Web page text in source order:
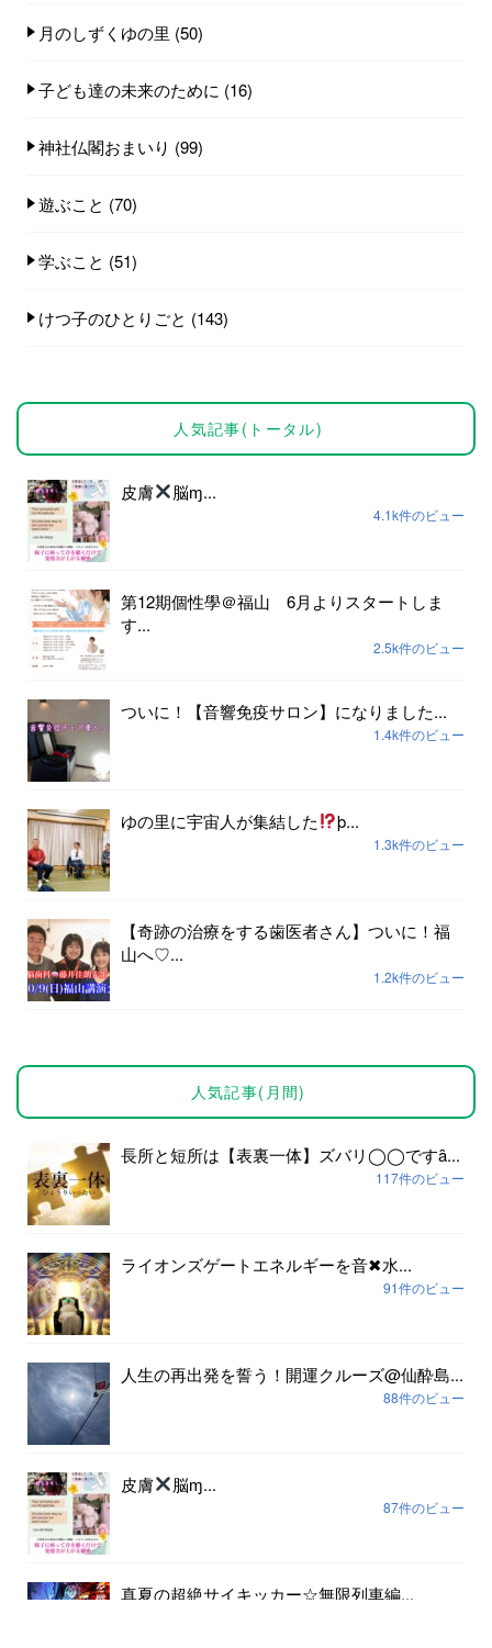
月のしずくゆの里 (50)
子ども達の未来のために (16)
神社仏閣おまいり (99)
遊ぶこと (70)
学ぶこと (51)
けつ子のひとりごと (143)
人気記事(トータル)
皮膚 脳ɱ...
4.1k件のビュー
第12期個性學＠福山 6月よりスタートしま
す...
2.5k件のビュー
ついに！【音響免疫サロン】になりました...
1.4k件のビュー
ゆの里に宇宙人が集結した þ...
1.3k件のビュー
【奇跡の治療をする歯医者さん】ついに！福
山へ♡...
1.2k件のビュー
人気記事(月間)
長所と短所は【表裏一体】ズバリ◯◯ですȃ...
117件のビュー
ライオンズゲートエネルギーを音✖︎水...
91件のビュー
人生の再出発を誓う！開運クルーズ@仙酔島...
88件のビュー
皮膚 脳ɱ...
87件のビュー
真夏の超絶サイキッカー☆無限列車編...